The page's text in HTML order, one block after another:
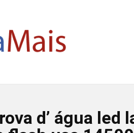
d’ água led